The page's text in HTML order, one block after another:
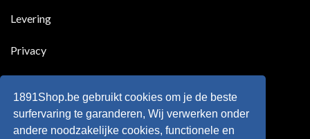
tegen
Haaland,
Europese
Levering
Privacy
Retourneren
1891Shop.be gebruikt cookies om je de beste
surfervaring te garanderen, Wij verwerken onder
andere noodzakelijke cookies, functionele en